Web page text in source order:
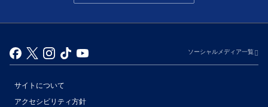
ソーシャルメディア一覧
サイトについて
アクセシビリティ方針